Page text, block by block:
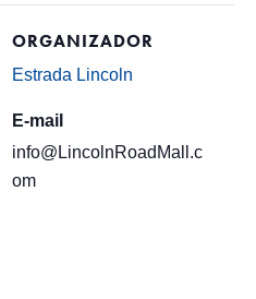
ORGANIZADOR
Estrada Lincoln
E-mail
info@LincolnRoadMall.c
om